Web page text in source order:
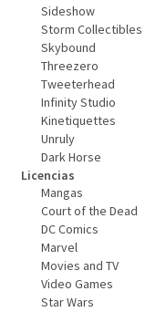
Sideshow
Storm Collectibles
Skybound
Threezero
Tweeterhead
Infinity Studio
Kinetiquettes
Unruly
Dark Horse
Licencias
Mangas
Court of the Dead
DC Comics
Marvel
Movies and TV
Video Games
Star Wars